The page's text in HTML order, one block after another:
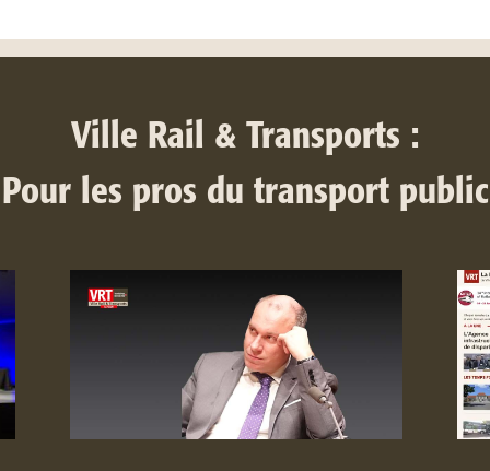
Ville Rail & Transports :
Pour les pros du transport public